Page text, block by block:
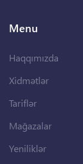
Menu
Haqqımızda
Xidmətlər
Tariflər
Mağazalar
Yeniliklər